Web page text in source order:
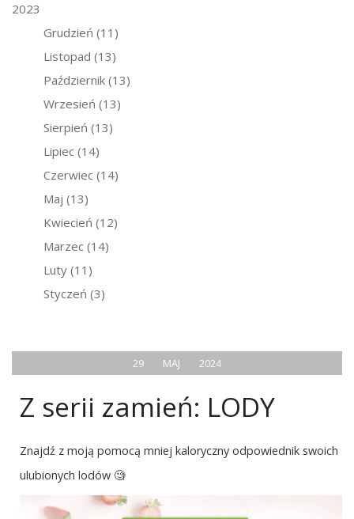
2023
Grudzień (11)
Listopad (13)
Październik (13)
Wrzesień (13)
Sierpień (13)
Lipiec (14)
Czerwiec (14)
Maj (13)
Kwiecień (12)
Marzec (14)
Luty (11)
Styczeń (3)
29 MAJ 2024
Z serii zamień: LODY
Znajdź z moją pomocą mniej kaloryczny odpowiednik swoich
ulubionych lodów 🧐